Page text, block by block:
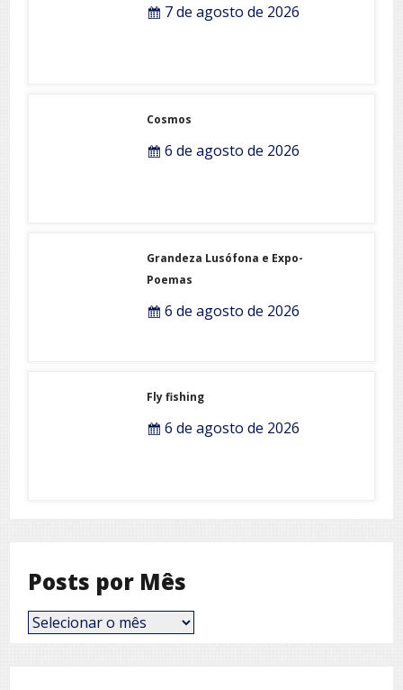
7 de agosto de 2026
Cosmos
6 de agosto de 2026
Grandeza Lusófona e Expo-
Poemas
6 de agosto de 2026
Fly fishing
6 de agosto de 2026
Posts por Mês
Posts
por